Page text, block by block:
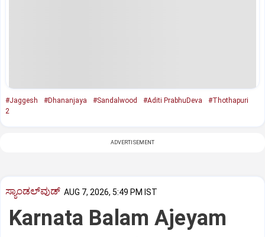
#Jaggesh #Dhananjaya #Sandalwood #Aditi PrabhuDeva
#Thothapuri
2
ADVERTISEMENT
ಸ್ಯಾಂಡಲ್‌ವುಡ್‌ AUG 7, 2026, 5:49 PM IST
Karnata Balam Ajeyam